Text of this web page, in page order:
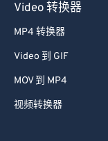
Video 转换器
MP4 转换器
Video 到 GIF
MOV 到 MP4
视频转换器